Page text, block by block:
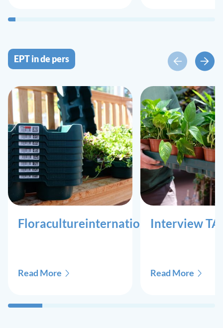
EPT in de pers
Floracultureinternational
Read More
Interview
Read More